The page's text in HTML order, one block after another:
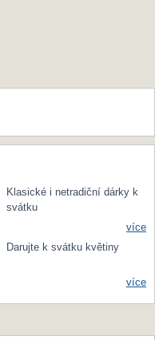
Klasické i netradiční dárky k
svátku
více
Darujte k svátku květiny
více